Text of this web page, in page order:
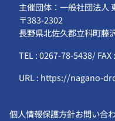
主催団体：一般社団法人
〒383-2302
長野県北佐久郡立科町藤
TEL : 0267-78-5438/
URL : https://nagano-
個人情報保護方針お問い合